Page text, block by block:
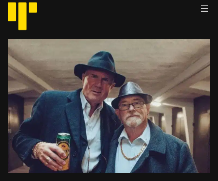
Hopp
innhold